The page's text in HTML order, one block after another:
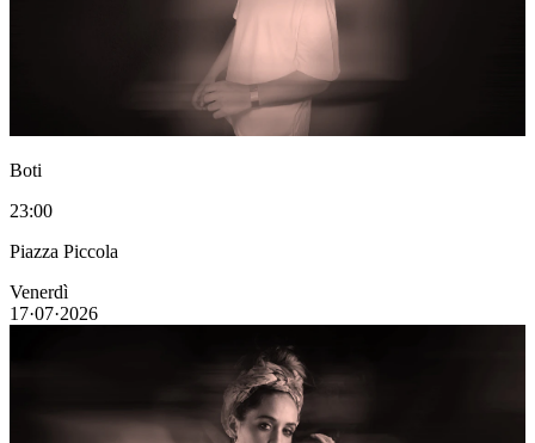
Boti
23:00
Piazza Piccola
Venerdì
17·07·2026